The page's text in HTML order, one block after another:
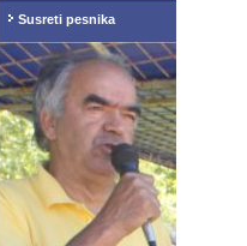
Susreti pesnika